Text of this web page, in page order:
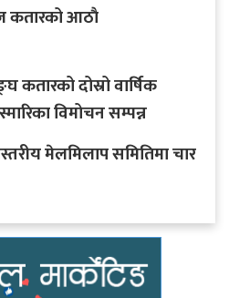
कतारको आठाै
दोस्रो वार्षिक
विमोचन सम्पन्न
मेलमिलाप समितिमा चार